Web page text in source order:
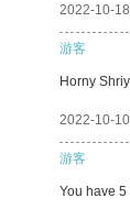
2022-10-18
游客
Horny
2022-10-10
游客
You have